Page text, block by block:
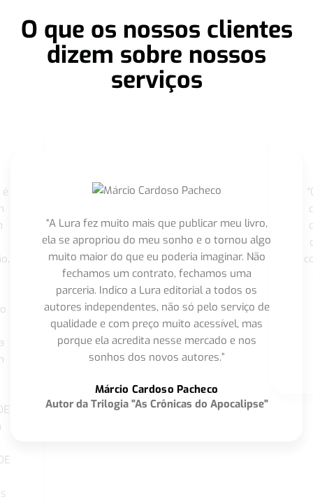
O que os nossos clientes
dizem sobre nossos
serviços
“A Lura fez muito mais que publicar meu livro,
ela se apropriou do meu sonho e o tornou algo
muito maior do que eu poderia imaginar. Não
fechamos um contrato, fechamos uma
parceria. Indico a Lura editorial a todos os
autores independentes, não só pelo serviço de
qualidade e com preço muito acessível, mas
porque ela acredita nesse mercado e nos
sonhos dos novos autores.”
Márcio Cardoso Pacheco
Autor da Trilogia "As Crônicas do Apocalipse"